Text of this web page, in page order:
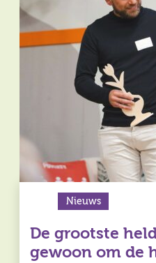
Nieuws
De grootste
gewoon om de